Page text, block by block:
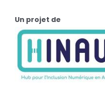
Un projet de